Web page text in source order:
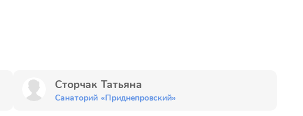
Сторчак Татьяна
Санаторий «Приднепровский»